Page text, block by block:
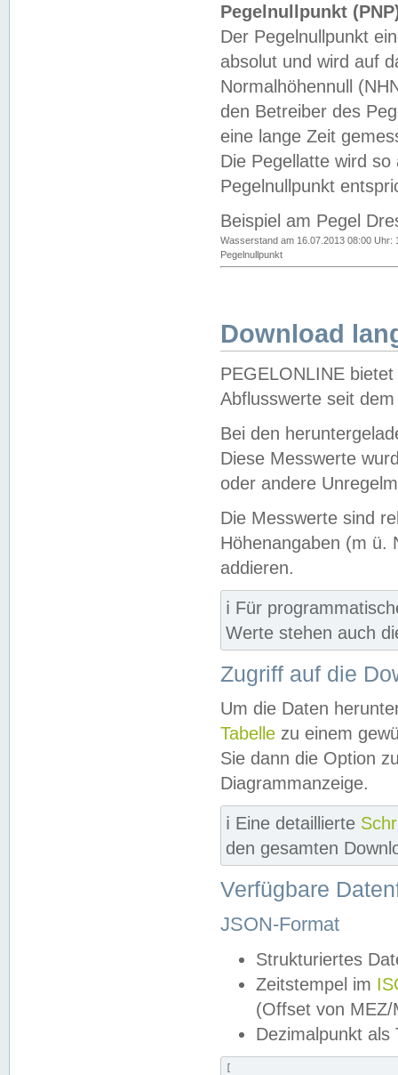
Pegelnullpunkt
Der Pegelnullpunkt
absolut und wird auf
Normalhöhennull
den Betreiber des
eine lange Zeit
Die Pegellatte wird
Pegelnullpunkt
Beispiel am Pegel
Wasserstand am 16.07.2013 08:00 Uhr:
Pegelnullpunkt
Download
PEGELONLINE
Abflusswerte seit
Bei den
Diese Messwerte
oder andere
Die Messwerte sind
Höhenangaben (m ü.
addieren.
ℹ️ Für
Werte stehen auch
Zugriff auf die
Um die Daten
Tabelle zu einem
Sie dann die Option
Diagrammanzeige.
ℹ️ Eine detaillierte
den gesamten
Verfügbare
JSON-Format
Strukturiertes
Zeitstempel im
(Offset von MEZ/
Dezimalpunkt als
[